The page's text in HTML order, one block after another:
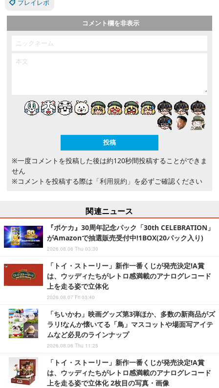
プレイレポ
コメント欄を非表示
※一度コメントを投稿した後は約120秒間投稿することができま
せん
※コメントを投稿する際は 「利用規約」 を必ずご確認ください
関連ニュース
『ポケカ』30周年記念パック「30th CELEBRATION」
がAmazonで抽選販売受付中!1BOX(20パック入り)
2026.08.06 Thu 03:30
「トイ・ストーリー」新作一番くじが発売決定!A賞
は、ウッディたちがレトロ感満載のアナログレコード
上を走る姿で立体化
2026.08.07 Fri 03:40
「ちいかわ」映画グッズ第3弾ほか、多数の新商品がズ
ラリ!なんか懐いてる「鳥」マスコットや場面写アイテ
ムなど必見のラインナップ
2026.08.06 Thu 11:25
「トイ・ストーリー」新作一番くじが発売決定!A賞
は、ウッディたちがレトロ感満載のアナログレコード
上を走る姿で立体化 2枚目の写真・画像